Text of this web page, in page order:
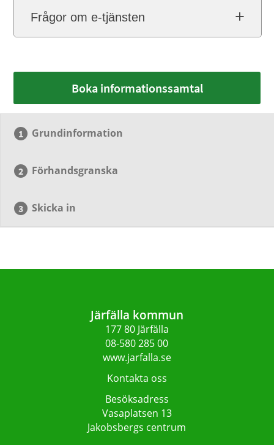
Frågor om e-tjänsten
Boka informationssamtal
Grundinformation
Förhandsgranska
Skicka in
Järfälla kommun
177 80 Järfälla
08-580 285 00
www.jarfalla.se
Kontakta oss
Besöksadress
Vasaplatsen 13
Jakobsbergs centrum